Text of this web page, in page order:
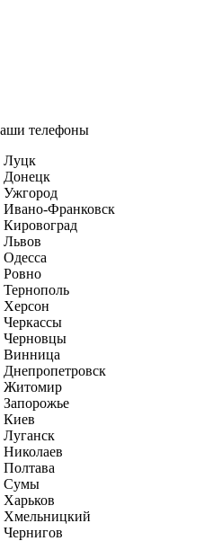
телефоны
Луцк
Донецк
Ужгород
Ивано-Франковск
Кировоград
Львов
Одесса
Ровно
Тернополь
Херсон
Черкассы
Черновцы
Винница
Днепропетровск
Житомир
Запорожье
Киев
Луганск
Николаев
Полтава
Сумы
Харьков
Хмельницкий
Чернигов